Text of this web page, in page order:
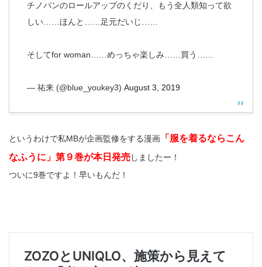
チノパンのロールアップのくだり、もう全人類知って欲
しい……ほんと……足元だいじ……
そしてfor woman……めっちゃ楽しみ……買う……
— 祐来 (@blue_youkey3) August 3, 2019
というわけで私MBが企画監修をする漫画 「服を着るならこん
なふうに」第９巻が本日発売しましたー！
ついに9巻ですよ！早いもんだ！